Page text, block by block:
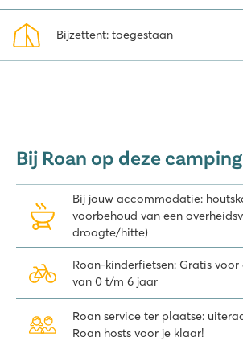
Bijzettent: toegestaan
Bij Roan op deze camping
Bij jouw accommodatie:
voorbehoud van een
droogte/hitte)
Roan-kinderfietsen: Gratis
van 0 t/m 6 jaar
Roan service ter plaatse:
Roan hosts voor je klaar!